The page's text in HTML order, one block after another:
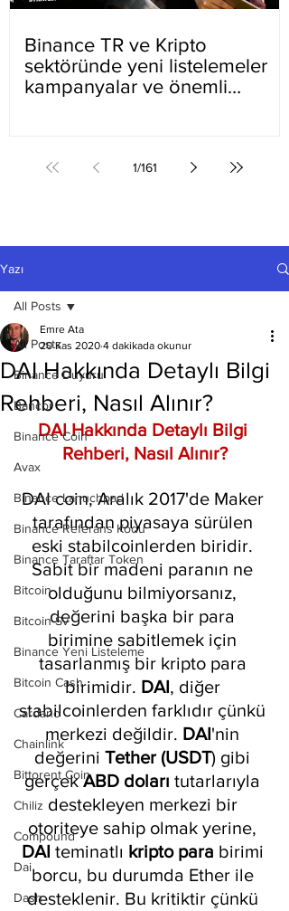
Binance TR ve Kripto
sektöründe yeni listelemeler
kampanyalar ve önemli
1/161
Yazı
All Posts
Binance Duyuru
Bancor
Binance Coin
Avax
Binance Lanuchpad
Binance Referans Kodu
Binance Taraftar Token
Bitcoin
Bitcoin Sv
Binance Yeni Listeleme
Bitcoin Cash
Cardano
Chainlink
Bittorent Coin
Chiliz
Compound
Dai
Dash
All Posts
DAI Hakkında Detaylı Bilgi
Rehberi, Nasıl Alınır?
Emre Ata
20 Kas 2020 4 dakikada okunur
DAI Hakkında Detaylı Bilgi
Rehberi, Nasıl Alınır?
DAI coin, Aralık 2017'de Maker
tarafından piyasaya sürülen
eski stabilcoinlerden biridir.
Sabit bir madeni paranın ne
olduğunu bilmiyorsanız,
değerini başka bir para
birimine sabitlemek için
tasarlanmış bir kripto para
birimidir. DAI, diğer
stabilcoinlerden farklıdır çünkü
merkezi değildir. DAI'nin
değerini Tether (USDT) gibi
gerçek ABD doları tutarlarıyla
destekleyen merkezi bir
otoriteye sahip olmak yerine,
DAI teminatlı kripto para birimi
borcu, bu durumda Ether ile
desteklenir. Bu kritiktir çünkü